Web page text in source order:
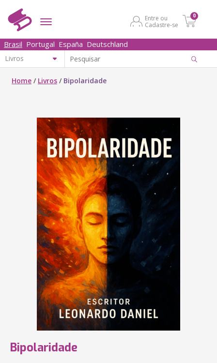
Entre ou
Cadastre-se
0
Brasil Portugal España Deutschland
Home / Livros / Bipolaridade
Bipolaridade